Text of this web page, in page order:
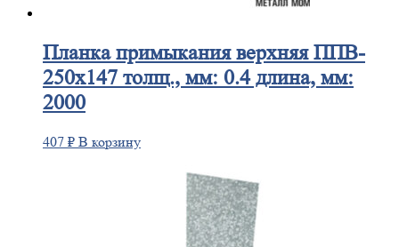
Планкапримыкания верхняя ППВ-
250х147 толщ., мм: 0.4 длина, мм:
2000
407 ₽ В корзину